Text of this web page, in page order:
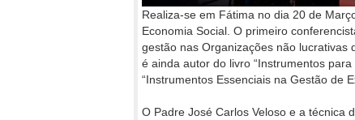
Realiza-se em Fátima no dia 20 de
Economia Social. O primeiro
gestão nas Organizações não lucrativas
é ainda autor do livro “Instrumentos
“Instrumentos Essenciais na Gestão de
O Padre José Carlos Veloso e a técnica